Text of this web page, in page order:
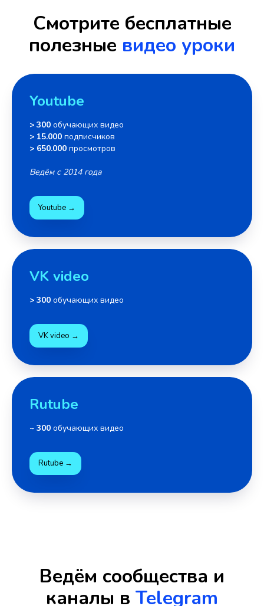
Смотрите бесплатные
полезные видео уроки
Youtube
> 300 обучающих видео
> 15.000 подписчиков
> 650.000 просмотров
Ведём с 2014 года
Youtube →
VK video
> 300 обучающих видео
VK video →
Rutube
~ 300 обучающих видео
Rutube →
Ведём сообщества и
каналы в Telegram